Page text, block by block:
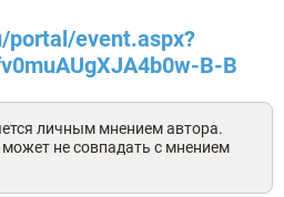
portal/event.aspx?
B-B
личным мнением автора.
не совпадать с мнением